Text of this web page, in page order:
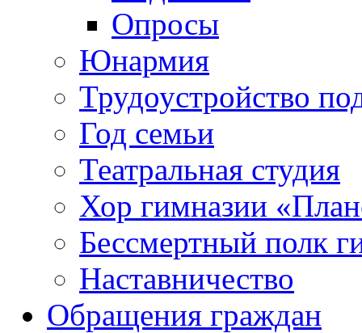
Опросы
Юнармия
Трудоустройство
Год семьи
Театральная студия
Хор гимназии
Бессмертный полк
Наставничество
Обращения граждан